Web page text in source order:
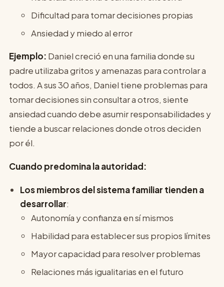
Dificultad para tomar decisiones propias
Ansiedad y miedo al error
Ejemplo: Daniel creció en una familia donde su
padre utilizaba gritos y amenazas para controlar a
todos. A sus 30 años, Daniel tiene problemas para
tomar decisiones sin consultar a otros, siente
ansiedad cuando debe asumir responsabilidades y
tiende a buscar relaciones donde otros deciden
por él.
Cuando predomina la autoridad:
Los miembros del sistema familiar tienden a
desarrollar:
Autonomía y confianza en sí mismos
Habilidad para establecer sus propios límites
Mayor capacidad para resolver problemas
Relaciones más igualitarias en el futuro